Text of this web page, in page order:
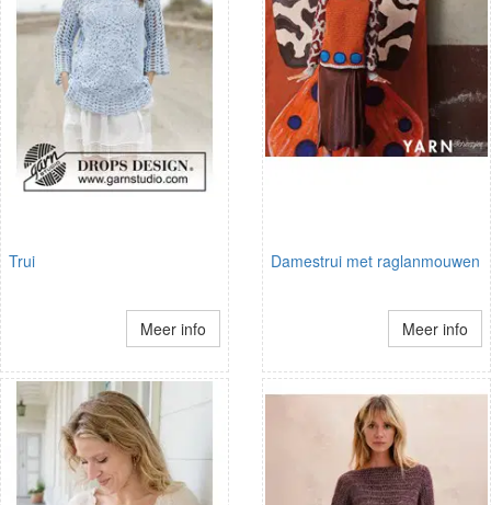
Trui
Meer info
Damestrui met raglanmouwen
Meer info